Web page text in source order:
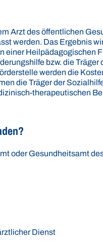
Arzt des öffentlichen
werden. Das Ergebnis
einer Heilpädagogischen
bzw. die
werden die
die Träger der
therapeutischen
oder Gesundheitsamt
Dienst